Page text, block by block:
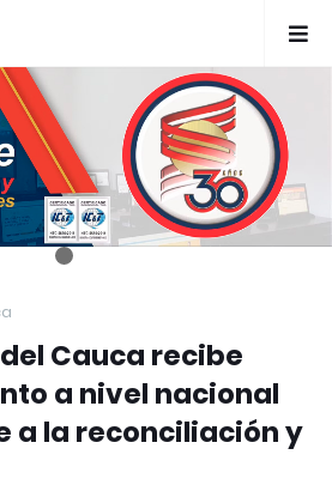
Cauca recibe
a nivel nacional
a la reconciliación y